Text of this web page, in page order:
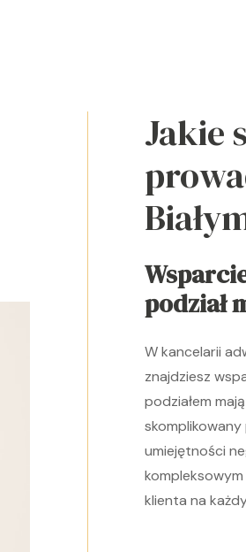
Jakie
podział
W kancelarii
znajdziesz
podziałem
umiejętności
klienta na